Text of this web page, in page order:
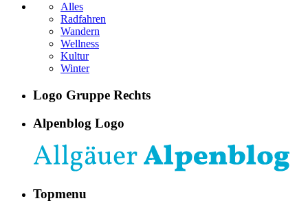
Alles
Radfahren
Wandern
Wellness
Kultur
Winter
Logo Gruppe Rechts
Alpenblog Logo
Topmenu